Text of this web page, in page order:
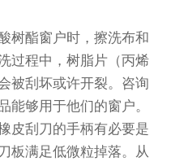
树酯窗户时，擦洗布和
过程中，树脂片（丙烯
被刮坏或许开裂。咨询
能够用于他们的窗户。
皮刮刀的手柄有必要是
板满足低微粒掉落。从